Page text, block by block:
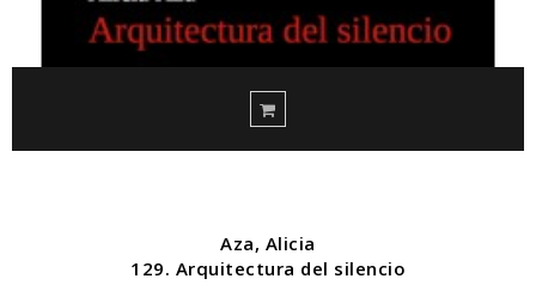
Aza, Alicia
129. Arquitectura del silencio